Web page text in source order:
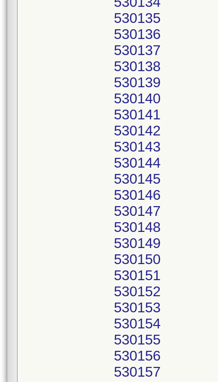
530135
530136
530137
530138
530139
530140
530141
530142
530143
530144
530145
530146
530147
530148
530149
530150
530151
530152
530153
530154
530155
530156
530157